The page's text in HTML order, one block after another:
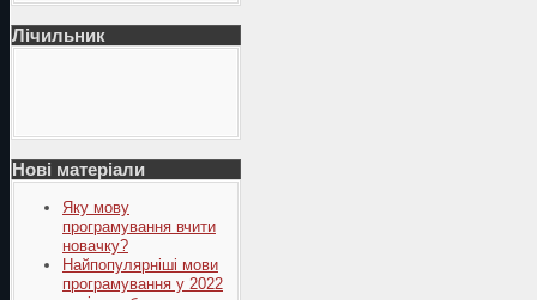
Лічильник
Нові матеріали
Яку мову
програмування вчити
новачку?
Найпопулярніші мови
програмування у 2022